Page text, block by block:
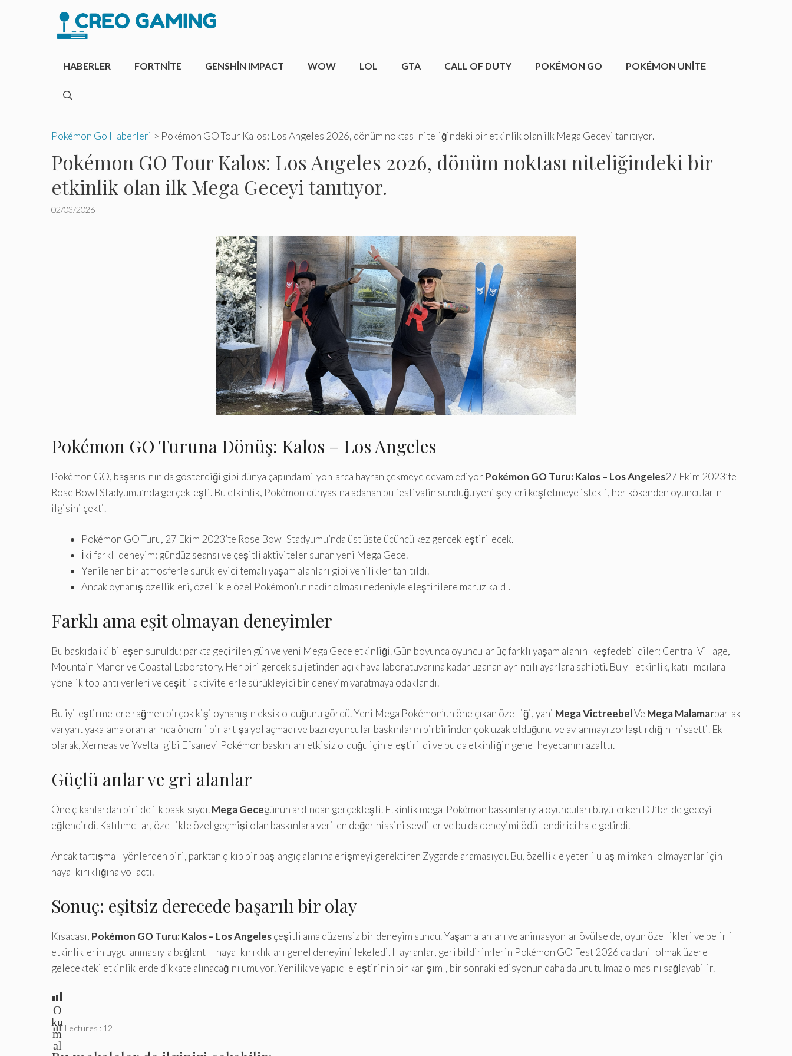
HABERLER FORTNITE GENSHIN IMPACT WOW LOL GTA CALL OF DUTY POKÉMON GO POKÉMON UNITE
Pokémon Go Haberleri > Pokémon GO Tour Kalos: Los Angeles 2026, dönüm noktası niteliğindeki bir etkinlik olan ilk Mega Geceyi tanıtıyor.
Pokémon GO Tour Kalos: Los Angeles 2026, dönüm noktası niteliğindeki bir
etkinlik olan ilk Mega Geceyi tanıtıyor.
02/03/2026
Pokémon GO Turuna Dönüş: Kalos – Los Angeles
Pokémon GO, başarısının da gösterdiği gibi dünya çapında milyonlarca hayran çekmeye devam ediyor Pokémon GO Turu: Kalos – Los Angeles27 Ekim 2023’te
Rose Bowl Stadyumu’nda gerçekleşti. Bu etkinlik, Pokémon dünyasına adanan bu festivalin sunduğu yeni şeyleri keşfetmeye istekli, her kökenden oyuncuların
ilgisini çekti.
Pokémon GO Turu, 27 Ekim 2023’te Rose Bowl Stadyumu’nda üst üste üçüncü kez gerçekleştirilecek.
İki farklı deneyim: gündüz seansı ve çeşitli aktiviteler sunan yeni Mega Gece.
Yenilenen bir atmosferle sürükleyici temalı yaşam alanları gibi yenilikler tanıtıldı.
Ancak oynanış özellikleri, özellikle özel Pokémon’un nadir olması nedeniyle eleştirilere maruz kaldı.
Farklı ama eşit olmayan deneyimler
Bu baskıda iki bileşen sunuldu: parkta geçirilen gün ve yeni Mega Gece etkinliği. Gün boyunca oyuncular üç farklı yaşam alanını keşfedebildiler: Central Village,
Mountain Manor ve Coastal Laboratory. Her biri gerçek su jetinden açık hava laboratuvarına kadar uzanan ayrıntılı ayarlara sahipti. Bu yıl etkinlik, katılımcılara
yönelik toplantı yerleri ve çeşitli aktivitelerle sürükleyici bir deneyim yaratmaya odaklandı.
Bu iyileştirmelere rağmen birçok kişi oynanışın eksik olduğunu gördü. Yeni Mega Pokémon’un öne çıkan özelliği, yani Mega VictreebelVe Mega Malamarparlak
varyant yakalama oranlarında önemli bir artışa yol açmadı ve bazı oyuncular baskınların birbirinden çok uzak olduğunu ve avlanmayı zorlaştırdığını hissetti. Ek
olarak, Xerneas ve Yveltal gibi Efsanevi Pokémon baskınları etkisiz olduğu için eleştirildi ve bu da etkinliğin genel heyecanını azalttı.
Güçlü anlar ve gri alanlar
Öne çıkanlardan biri de ilk baskısıydı.Mega Gecegünün ardından gerçekleşti. Etkinlik mega-Pokémon baskınlarıyla oyuncuları büyülerken DJ’ler de geceyi
eğlendirdi. Katılımcılar, özellikle özel geçmişi olan baskınlara verilen değer hissini sevdiler ve bu da deneyimi ödüllendirici hale getirdi.
Ancak tartışmalı yönlerden biri, parktan çıkıp bir başlangıç ​​alanına erişmeyi gerektiren Zygarde aramasıydı. Bu, özellikle yeterli ulaşım imkanı olmayanlar için
hayal kırıklığına yol açtı.
Sonuç: eşitsiz derecede başarılı bir olay
Kısacası, Pokémon GO Turu: Kalos – Los Angelesçeşitli ama düzensiz bir deneyim sundu. Yaşam alanları ve animasyonlar övülse de, oyun özellikleri ve belirli
etkinliklerin uygulanmasıyla bağlantılı hayal kırıklıkları genel deneyimi lekeledi. Hayranlar, geri bildirimlerin Pokémon GO Fest 2026 da dahil olmak üzere
gelecekteki etkinliklerde dikkate alınacağını umuyor. Yenilik ve yapıcı eleştirinin bir karışımı, bir sonraki edisyonun daha da unutulmaz olmasını sağlayabilir.
O
ku
m
al
Lectures : 12